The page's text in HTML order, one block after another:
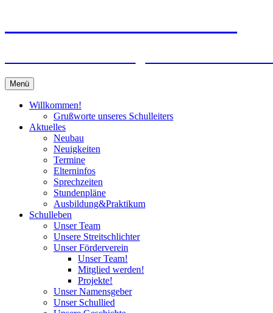
Menü
Willkommen!
Grußworte unseres Schulleiters
Aktuelles
Neubau
Neuigkeiten
Termine
Elterninfos
Sprechzeiten
Stundenpläne
Ausbildung&Praktikum
Schulleben
Unser Team
Unsere Streitschlichter
Unser Förderverein
Unser Team!
Mitglied werden!
Projekte!
Unser Namensgeber
Unser Schullied